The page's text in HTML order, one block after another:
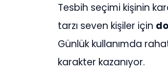
Tesbih seçimi kişinin
tarzı seven kişiler için
Günlük kullanımda
karakter kazanıyor.